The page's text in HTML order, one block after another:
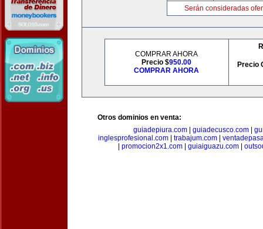
Serán consideradas
COMPRAR AHORA
Precio $950.00
COMPRAR AHORA
Precio
Otros dominios en venta:
guiadepiura.com| guiadecusco.com|
inglesprofesional.com| trabajum.com|
promocion2x1.com guiaiguazu.com